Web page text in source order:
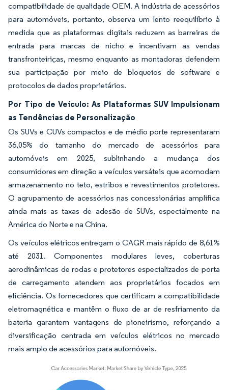
compatibilidade de qualidade OEM. A indústria de acessórios
para automóveis, portanto, observa um lento reequilíbrio à
medida que as plataformas digitais reduzem as barreiras de
entrada para marcas de nicho e incentivam as vendas
transfronteiriças, mesmo enquanto as montadoras defendem
sua participação por meio de bloqueios de software e
protocolos de dados proprietários.
Por Tipo de Veículo: As Plataformas SUV Impulsionam
as Tendências de Personalização
Os SUVs e CUVs compactos e de médio porte representaram
36,05% do tamanho do mercado de acessórios para
automóveis em 2025, sublinhando a mudança dos
consumidores em direção a veículos versáteis que acomodam
armazenamento no teto, estribos e revestimentos protetores.
O agrupamento de acessórios nas concessionárias amplifica
ainda mais as taxas de adesão de SUVs, especialmente na
América do Norte e na China.
Os veículos elétricos entregam o CAGR mais rápido de 8,61%
até 2031. Componentes modulares leves, coberturas
aerodinâmicas de rodas e protetores especializados de porta
de carregamento atendem aos proprietários focados em
eficiência. Os fornecedores que certificam a compatibilidade
eletromagnética e mantêm o fluxo de ar de resfriamento da
bateria garantem vantagens de pioneirismo, reforçando a
diversificação centrada em veículos elétricos no mercado
mais amplo de acessórios para automóveis.